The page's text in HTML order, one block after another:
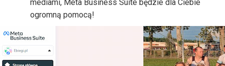
mediami, Meta Business Suite będzie dla Ciebie
ogromną pomocą!